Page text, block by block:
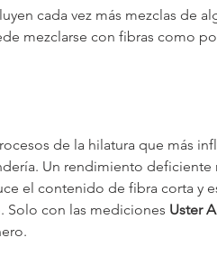
cada vez más mezclas de
mezclarse con fibras como
de la hilatura que más
Un rendimiento
el contenido de fibra corta y
Solo con las mediciones Uster